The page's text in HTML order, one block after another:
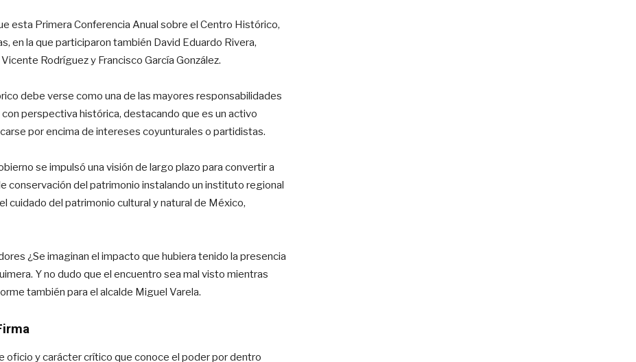
esta Primera Conferencia Anual sobre el Centro Histórico,
en la que participaron también David Eduardo Rivera,
Rodríguez y Francisco García González.
debe verse como una de las mayores responsabilidades
perspectiva histórica, destacando que es un activo
por encima de intereses coyunturales o partidistas.
se impulsó una visión de largo plazo para convertir a
conservación del patrimonio instalando un instituto regional
cuidado del patrimonio cultural y natural de México,
¿Se imaginan el impacto que hubiera tenido la presencia
Y no dudo que el encuentro sea mal visto mientras
también para el alcalde Miguel Varela.
oficio y carácter crítico que conoce el poder por dentro